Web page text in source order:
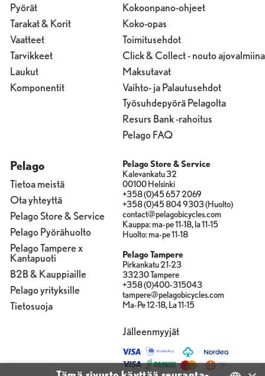
Pyörät
Tarakat & Korit
Vaatteet
Tarvikkeet
Laukut
Komponentit
Kokoonpano-ohjeet
Koko-opas
Toimitusehdot
Click & Collect - nouto ajovalmiina
Maksutavat
Vaihto- ja Palautusehdot
Työsuhdepyörä Pelagolta
Resurs Bank -rahoitus
Pelago FAQ
Pelago
Tietoa meistä
Ota yhteyttä
Pelago Store & Service
Pelago Pyörähuolto
Pelago Tampere x
Kantapuoti
B2B & Kauppiaille
Pelago yrityksille
Tietosuoja
Pelago Store & Service
Kalevankatu 32
00100 Helsinki
+358 (0)45 657 2069
+358 (0)45 804 9303 (Huolto)
contact@pelagobicycles.com
Kauppa: ma-pe 11-18, la 11-15
Huolto: ma-pe 11-18
Pelago Tampere
Pirkankatu 21-23
33230 Tampere
+358 (0)400-315043
tampere@pelagobicycles.com
Ma-Pe 12-18, La 11-15
Jälleenmyyjät